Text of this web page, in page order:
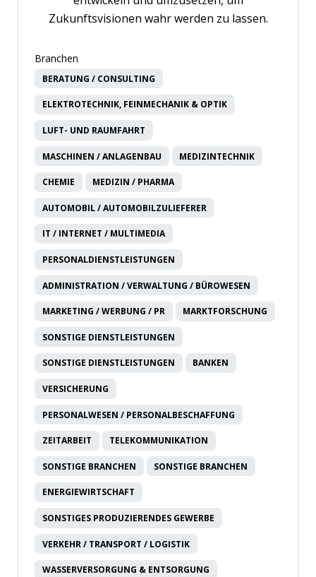
Zukunftsvisionen wahr werden zu lassen.
Branchen
BERATUNG / CONSULTING
ELEKTROTECHNIK, FEINMECHANIK & OPTIK
LUFT- UND RAUMFAHRT
MASCHINEN / ANLAGENBAU MEDIZINTECHNIK
CHEMIE MEDIZIN / PHARMA
AUTOMOBIL / AUTOMOBILZULIEFERER
IT / INTERNET / MULTIMEDIA
PERSONALDIENSTLEISTUNGEN
ADMINISTRATION / VERWALTUNG / BÜROWESEN
MARKETING / WERBUNG / PR MARKTFORSCHUNG
SONSTIGE DIENSTLEISTUNGEN
SONSTIGE DIENSTLEISTUNGEN BANKEN
VERSICHERUNG
PERSONALWESEN / PERSONALBESCHAFFUNG
ZEITARBEIT TELEKOMMUNIKATION
SONSTIGE BRANCHEN SONSTIGE BRANCHEN
ENERGIEWIRTSCHAFT
SONSTIGES PRODUZIERENDES GEWERBE
VERKEHR / TRANSPORT / LOGISTIK
WASSERVERSORGUNG & ENTSORGUNG